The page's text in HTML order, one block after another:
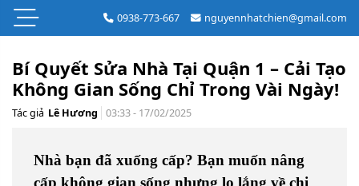
0938-773-667 nguyennhatchien@gmail.com
Bí Quyết Sửa Nhà Tại Quận 1 – Cải Tạo
Không Gian Sống Chỉ Trong Vài Ngày!
Tác giả Lê Hương 03:33 - 17/02/2025
Nhà bạn đã xuống cấp? Bạn muốn nâng
cấp không gian sống nhưng lo lắng về chi